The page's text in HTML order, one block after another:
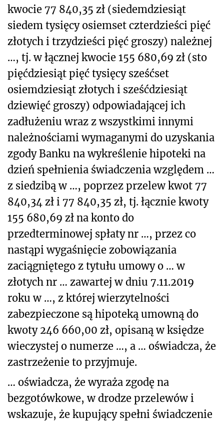
kwocie 77 840,35 zł (siedemdziesiąt
siedem tysięcy osiemset czterdzieści pięć
złotych i trzydzieści pięć groszy) należnej
…, tj. w łącznej kwocie 155 680,69 zł (sto
pięćdziesiąt pięć tysięcy sześćset
osiemdziesiąt złotych i sześćdziesiąt
dziewięć groszy) odpowiadającej ich
zadłużeniu wraz z wszystkimi innymi
należnościami wymaganymi do uzyskania
zgody Banku na wykreślenie hipoteki na
dzień spełnienia świadczenia względem …
z siedzibą w …, poprzez przelew kwot 77
840,34 zł i 77 840,35 zł, tj. łącznie kwoty
155 680,69 zł na konto do
przedterminowej spłaty nr …, przez co
nastąpi wygaśnięcie zobowiązania
zaciągniętego z tytułu umowy o … w
złotych nr … zawartej w dniu 7.11.2019
roku w …, z której wierzytelności
zabezpieczone są hipoteką umowną do
kwoty 246 660,00 zł, opisaną w księdze
wieczystej o numerze …, a … oświadcza, że
zastrzeżenie to przyjmuje.
… oświadcza, że wyraża zgodę na
bezgotówkowe, w drodze przelewów i
wskazuje, że kupujący spełni świadczenie